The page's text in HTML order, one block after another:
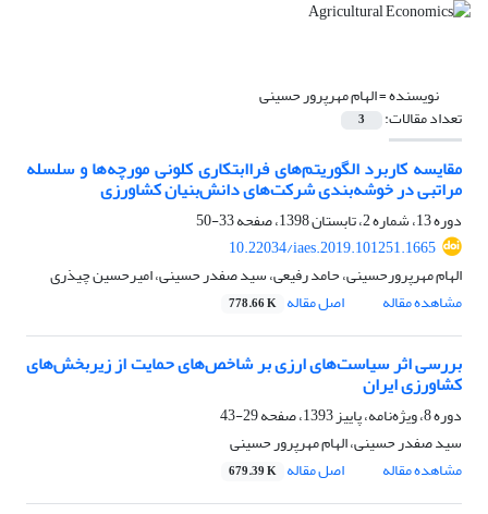
نویسنده =الهام مهرپرور حسینی
تعداد مقالات: 3
مقایسه کاربرد الگوریتم‌های فراابتکاری کلونی مورچه‌ها و سلسله
مراتبی در خوشه‌بندی شرکت‌های دانش‌بنیان کشاورزی
دوره 13، شماره 2، تابستان 1398، صفحه
33-50
10.22034/iaes.2019.101251.1665
الهام مهرپرورحسینی، حامد رفیعی، سید صفدر حسینی، امیرحسین چیذری
مشاهده مقاله
اصل مقاله 778.66 K
بررسی اثر سیاست‌های ارزی بر شاخص‌های حمایت از زیربخش‌های
کشاورزی ایران
دوره 8، ویژه‌نامه، پاییز 1393، صفحه
29-43
سید صفدر حسینی، الهام مهرپرور حسینی
مشاهده مقاله
اصل مقاله 679.39 K